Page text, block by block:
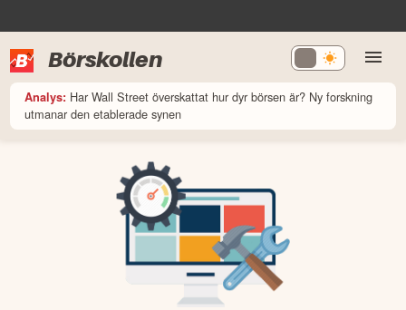
Börskollen
Analys: Har Wall Street överskattat hur dyr börsen är? Ny forskning
utmanar den etablerade synen